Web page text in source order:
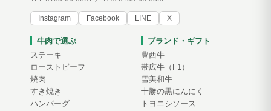
Instagram Facebook LINE X
牛肉で選ぶ
ステーキ
ローストビーフ
焼肉
すき焼き
ハンバーグ
ブランド・ギフト
豊西牛
帯広牛（F1）
雪美和牛
十勝の黒にんにく
トヨニシソース